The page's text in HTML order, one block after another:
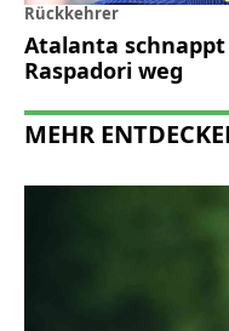
Rückkehrer
Atalanta
Raspadori weg
MEHR